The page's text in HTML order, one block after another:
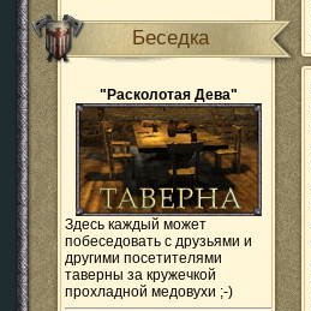
Беседка
"Расколотая Дева"
Здесь каждый может
побеседовать с друзьями и
другими посетителями
таверны за кружечкой
прохладной медовухи ;-)